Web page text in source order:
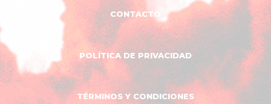
CONTACTO
POLÍTICA DE PRIVACIDAD
TÉRMINOS Y CONDICIONES